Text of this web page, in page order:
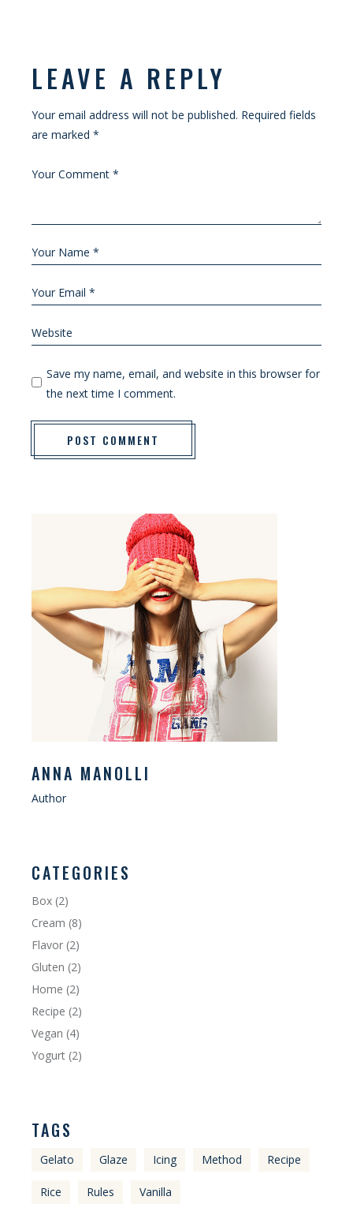
LEAVE A REPLY
Your email address will not be published. Required fields
are marked *
Save my name, email, and website in this browser for
the next time I comment.
POST COMMENT
ANNA MANOLLI
Author
CATEGORIES
Box (2)
Cream (8)
Flavor (2)
Gluten (2)
Home (2)
Recipe (2)
Vegan (4)
Yogurt (2)
TAGS
Gelato Glaze Icing Method Recipe
Rice Rules Vanilla